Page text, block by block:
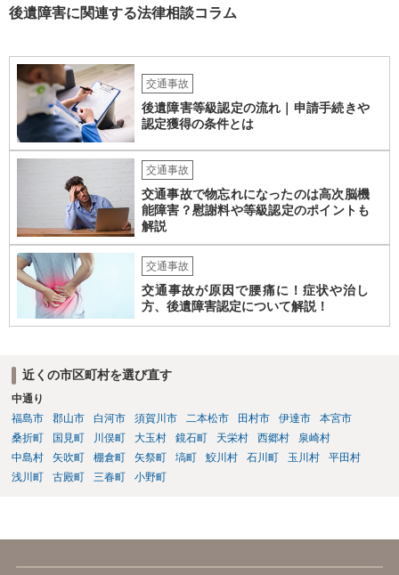
ャラクターの問題もあるので、どうすればよいのかという正解はあり
合によっては交渉を任せた方がいいかもしれません。
後遺障害に関連する法律相談コラム
交通事故
後遺障害等級認定の流れ｜申請手続きや
認定獲得の条件とは
交通事故
交通事故で物忘れになったのは高次脳機
能障害？慰謝料や等級認定のポイントも
解説
交通事故
交通事故が原因で腰痛に！症状や治し
方、後遺障害認定について解説！
近くの市区町村を選び直す
中通り
福島市
郡山市 白河市 須賀川市 二本松市 田村市 伊達市
本宮市
桑折町
国見町 川俣町 大玉村 鏡石町 天栄村 西郷村
泉崎村
中島村
矢吹町 棚倉町 矢祭町 塙町 鮫川村 石川町 玉川村
平田村
浅川町
古殿町 三春町 小野町